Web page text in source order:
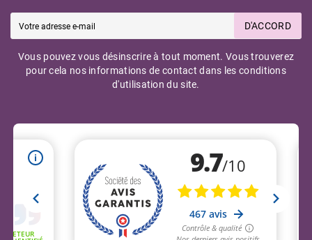
D'ACCORD
Vous pouvez vous désinscrire à tout moment. Vous trouverez
pour cela nos informations de contact dans les conditions
d'utilisation du site.